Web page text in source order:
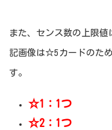
また、センス数の上限
記画像は☆5カードのた
す。
☆1：1つ
☆2：1つ